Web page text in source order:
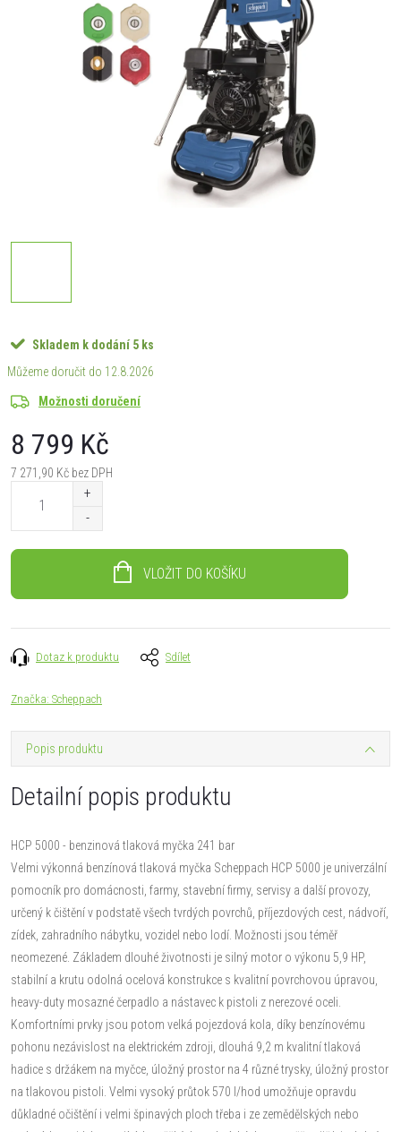
Skladem k dodání 5 ks
12.8.2026
Možnosti doručení
8 799 Kč
7 271,90 Kč bez DPH
VLOŽIT DO KOŠÍKU
Dotaz k produktu Sdílet
Značka: Scheppach
Popis produktu
Detailní popis produktu
HCP 5000 - benzinová tlaková myčka 241 bar
Velmi výkonná benzínová tlaková myčka Scheppach HCP 5000 je univerzální
pomocník pro domácnosti, farmy, stavební firmy, servisy a další provozy,
určený k čištění v podstatě všech tvrdých povrchů, příjezdových cest, nádvoří,
zídek, zahradního nábytku, vozidel nebo lodí. Možnosti jsou téměř
neomezené. Základem dlouhé životnosti je silný motor o výkonu 5,9 HP,
stabilní a krutu odolná ocelová konstrukce s kvalitní povrchovou úpravou,
heavy-duty mosazné čerpadlo a nástavec k pistoli z nerezové oceli.
Komfortními prvky jsou potom velká pojezdová kola, díky benzínovému
pohonu nezávislost na elektrickém zdroji, dlouhá 9,2 m kvalitní tlaková
hadice s držákem na myčce, úložný prostor na 4 různé trysky, úložný prostor
na tlakovou pistoli. Velmi vysoký průtok 570 l/hod umožňuje opravdu
důkladné očištění i velmi špinavých ploch třeba i ze zemědělských nebo